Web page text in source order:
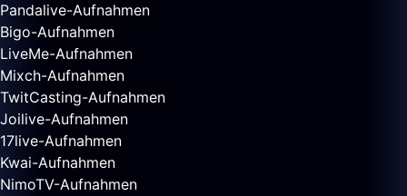
Pandalive-Aufnahmen
Bigo-Aufnahmen
LiveMe-Aufnahmen
Mixch-Aufnahmen
TwitCasting-Aufnahmen
Joilive-Aufnahmen
17live-Aufnahmen
Kwai-Aufnahmen
NimoTV-Aufnahmen